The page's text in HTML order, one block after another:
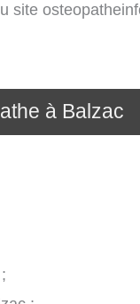
site
à Balzac